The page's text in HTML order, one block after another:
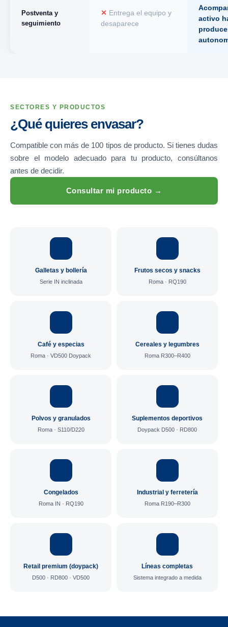
Postventa y
seguimiento
✕ Entrega el equipo y
desaparece
activo
SECTORES Y PRODUCTOS
¿Qué quieres envasar?
Compatible con más de 100 tipos de producto. Si tienes dudas
sobre el modelo adecuado para tu producto, consúltanos
antes de decidir.
Consultar mi producto →
Galletas y bollería
Serie IN inclinada
Frutos secos y snacks
Roma · RQ190
Café y especias
Roma · VD500 Doypack
Cereales y legumbres
Roma R300–R400
Polvos y granulados
Roma · S110/D220
Suplementos deportivos
Doypack D500 · RD800
Congelados
Roma IN · RQ190
Industrial y ferretería
Roma R190–R300
Retail premium (doypack)
D500 · RD800 · VD500
Líneas completas
Sistema integrado a medida